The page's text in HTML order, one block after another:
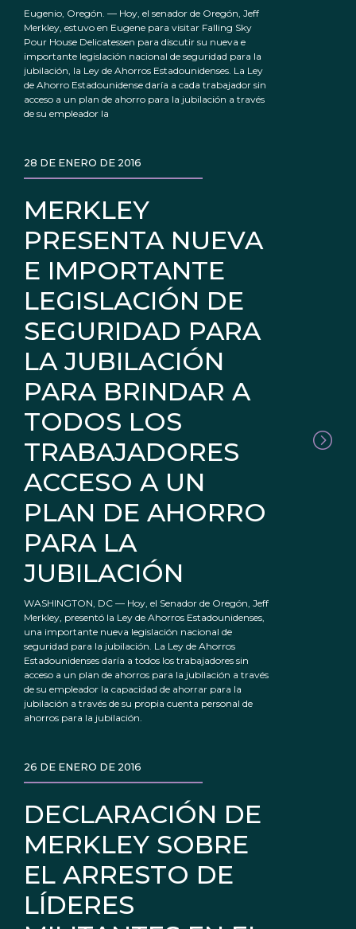
Eugenio, Oregón. — Hoy, el senador de Oregón, Jeff
Merkley, estuvo en Eugene para visitar Falling Sky
Pour House Delicatessen para discutir su nueva e
importante legislación nacional de seguridad para la
jubilación, la Ley de Ahorros Estadounidenses. La Ley
de Ahorro Estadounidense daría a cada trabajador sin
acceso a un plan de ahorro para la jubilación a través
de su empleador la
MERKLEY
PRESENTA NUEVA
E IMPORTANTE
LEGISLACIÓN DE
SEGURIDAD PARA
LA JUBILACIÓN
PARA BRINDAR A
TODOS LOS
TRABAJADORES
ACCESO A UN
PLAN DE AHORRO
PARA LA
JUBILACIÓN
28 DE ENERO DE 2016
WASHINGTON, DC — Hoy, el Senador de Oregón, Jeff
Merkley, presentó la Ley de Ahorros Estadounidenses,
una importante nueva legislación nacional de
seguridad para la jubilación. La Ley de Ahorros
Estadounidenses daría a todos los trabajadores sin
acceso a un plan de ahorros para la jubilación a través
de su empleador la capacidad de ahorrar para la
jubilación a través de su propia cuenta personal de
ahorros para la jubilación.
DECLARACIÓN DE
MERKLEY SOBRE
EL ARRESTO DE
LÍDERES
26 DE ENERO DE 2016